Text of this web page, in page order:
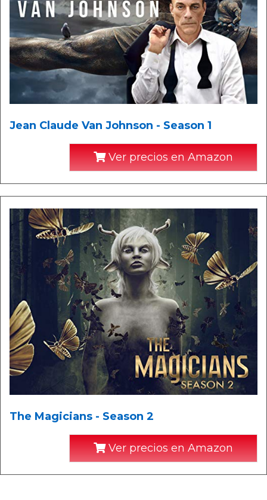
Jean Claude Van Johnson - Season 1
Ver precios en Amazon
The Magicians - Season 2
Ver precios en Amazon